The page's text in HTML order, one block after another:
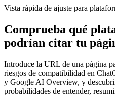
Vista rápida de ajuste para
Comprueba qué
podrían citar tu
Introduce la URL de una página
riesgos de compatibilidad en
y Google AI Overview, y
probabilidades de entender,